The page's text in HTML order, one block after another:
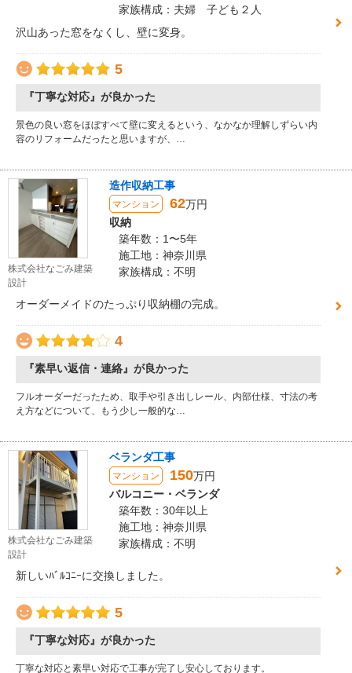
家族構成：夫婦 子ども２人
沢山あった窓をなくし、壁に変身。
5
『丁寧な対応』が良かった
景色の良い窓をほぼすべて壁に変えるという、なかなか理解しずらい内
容のリフォームだったと思いますが、…
株式会社なごみ建築
設計
造作収納工事
マンション 62万円
収納
築年数：1〜5年
施工地：神奈川県
家族構成：不明
オーダーメイドのたっぷり収納棚の完成。
4
『素早い返信・連絡』が良かった
フルオーダーだったため、取手や引き出しレール、内部仕様、寸法の考
え方などについて、もう少し一般的な…
株式会社なごみ建築
設計
ベランダ工事
マンション 150万円
バルコニー・ベランダ
築年数：30年以上
施工地：神奈川県
家族構成：不明
新しいﾊﾞﾙｺﾆｰに交換しました。
5
『丁寧な対応』が良かった
丁寧な対応と素早い対応で工事が完了し安心しております。